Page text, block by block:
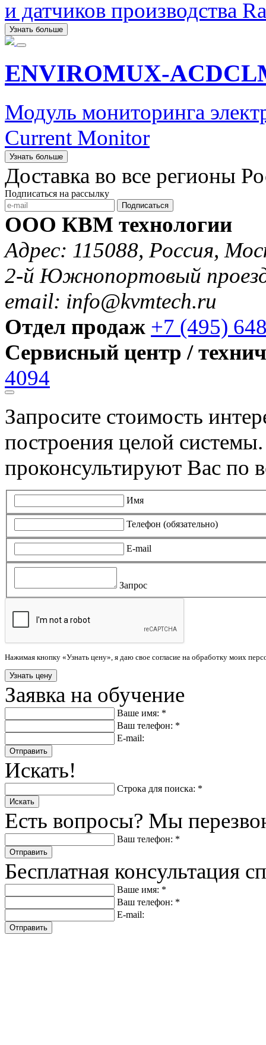
и датчиков производства
Узнать больше
ENVIROMUX-
Модуль мониторинга
Current Monitor
Узнать больше
Доставка во все регионы
Подписаться на рассылку
Подписаться
ООО КВМ технологии
Адрес: 115088, Россия,
2-й Южнопортовый
email: info@kvmtech.ru
Отдел продаж +7 (495)
Сервисный центр /
4094
Запросите стоимость
построения целой
проконсультируют Вас по
Имя
Телефон (обязательно)
E-mail
Запрос
Нажимая кнопку «Узнать цену», я даю свое согласие на обработку моих
Заявка на обучение
Ваше имя: *
Ваш телефон: *
E-mail:
Отправить
Искать!
Строка для поиска: *
Искать
Есть вопросы? Мы
Ваш телефон: *
Отправить
Бесплатная консультация
Ваше имя: *
Ваш телефон: *
E-mail:
Отправить